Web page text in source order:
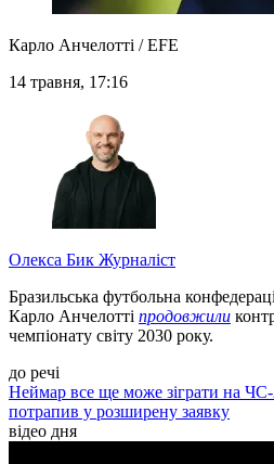
Карло Анчелотті / EFE
14 травня, 17:16
Олекса Бик Журналіст
Бразильська футбольна
Карло Анчелотті продовжили
чемпіонату світу 2030 року.
до речі
Неймар все ще може зіграти на ЧС-
потрапив у розширену заявку
відео дня